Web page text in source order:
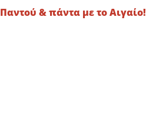
Παντού & πάντα με το Αιγαίο!